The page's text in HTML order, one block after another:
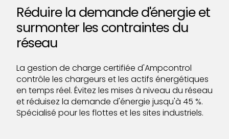
Réduire la demande d'énergie et
surmonter les contraintes du
réseau
La gestion de charge certifiée d'Ampcontrol
contrôle les chargeurs et les actifs énergétiques
en temps réel. Évitez les mises à niveau du réseau
et réduisez la demande d'énergie jusqu'à 45 %.
Spécialisé pour les flottes et les sites industriels.